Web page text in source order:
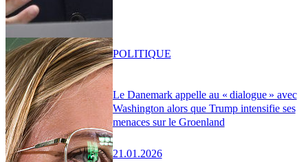
Le Danemark appelle au « dialogue » avec
Washington alors que Trump intensifie ses
menaces sur le Groenland
21.01.2026
POLITIQUE